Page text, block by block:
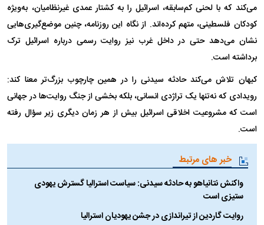
می‌کند که با لحنی کم‌سابقه، اسرائیل را به کشتار عمدی غیرنظامیان، به‌ویژه
کودکان فلسطینی، متهم کرده‌اند. از نگاه این روزنامه، چنین موضع‌گیری‌هایی
نشان می‌دهد حتی در داخل غرب نیز روایت رسمی درباره اسرائیل ترک
برداشته است.
کیهان تلاش می‌کند حادثه سیدنی را در همین چارچوب بزرگ‌تر معنا کند:
رویدادی که نه‌تنها یک تراژدی انسانی، بلکه بخشی از جنگ روایت‌ها در جهانی
است که مشروعیت اخلاقی اسرائیل بیش از هر زمان دیگری زیر سؤال رفته
است.
خبر های مرتبط
واکنش نتانیاهو به حادثه سیدنی: سیاست استرالیا گسترش یهودی
ستیزی است
روایت گاردین از تیراندازی در جشن یهودیان استرالیا